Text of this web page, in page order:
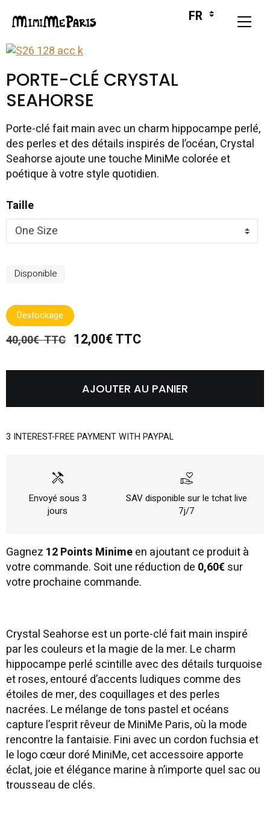
PORTE-CLÉ CRYSTAL
SEAHORSE
Porte-clé fait main avec un charm hippocampe perlé,
des perles et des détails inspirés de l’océan, Crystal
Seahorse ajoute une touche MiniMe colorée et
poétique à votre style quotidien.
Taille
Disponible
Destockage
40,00€ TTC 12,00€ TTC
AJOUTER AU PANIER
3 INTEREST-FREE PAYMENT WITH PAYPAL
handyman
Envoyé sous 3
jours
volunteer_activism
SAV disponible sur le tchat live
7j/7
Gagnez 12 Points Minimeen ajoutant ce produit à
votre commande. Soit une réduction de 0,60€sur
votre prochaine commande.
Crystal Seahorse est un porte-clé fait main inspiré
par les couleurs et la magie de la mer. Le charm
hippocampe perlé scintille avec des détails turquoise
et roses, entouré d’accents ludiques comme des
étoiles de mer, des coquillages et des perles
nacrées. Le mélange de tons pastel et océans
capture l’esprit rêveur de MiniMe Paris, où la mode
rencontre la fantaisie. Fini avec un cordon fuchsia et
le logo cœur doré MiniMe, cet accessoire apporte
éclat, joie et élégance marine à n’importe quel sac ou
trousseau de clés.